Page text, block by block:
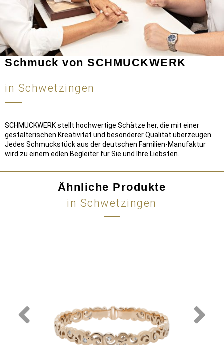
Schmuck von SCHMUCKWERK
in Schwetzingen
SCHMUCKWERK stellt hochwertige Schätze her, die mit einer
gestalterischen Kreativität und besonderer Qualität überzeugen.
Jedes Schmuckstück aus der deutschen Familien-Manufaktur
wird zu einem edlen Begleiter für Sie und Ihre Liebsten.
Ähnliche Produkte
in Schwetzingen